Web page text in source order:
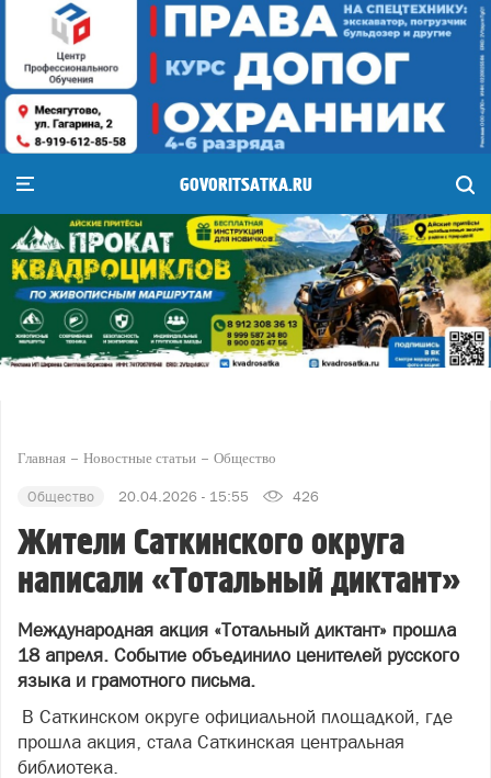
GOVORITSATKA.RU
Главная Новостные статьи Общество
Общество 20.04.2026 - 15:55 426
Жители Саткинского округа
написали «Тотальный диктант»
Международная акция «Тотальный диктант» прошла
18 апреля. Событие объединило ценителей русского
языка и грамотного письма.
В Саткинском округе официальной площадкой, где
прошла акция, стала Саткинская центральная
библиотека.